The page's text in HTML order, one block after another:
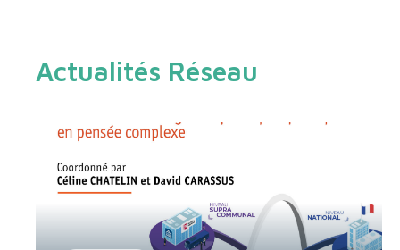
Actualités Réseau